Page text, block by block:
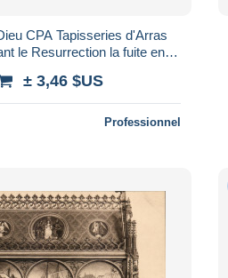
CPA Tapisseries d'Arras
le Resurrection la fuite en
± 3,46 $US
Professionnel